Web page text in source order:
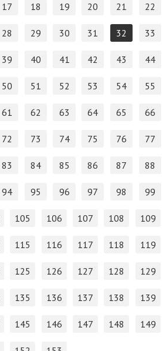
17 18 19 20 21 22
28 29 30 31 32 33
39 40 41 42 43 44
50 51 52 53 54 55
61 62 63 64 65 66
72 73 74 75 76 77
83 84 85 86 87 88
94 95 96 97 98 99
105 106 107 108 109
115 116 117 118 119
125 126 127 128 129
135 136 137 138 139
145 146 147 148 149